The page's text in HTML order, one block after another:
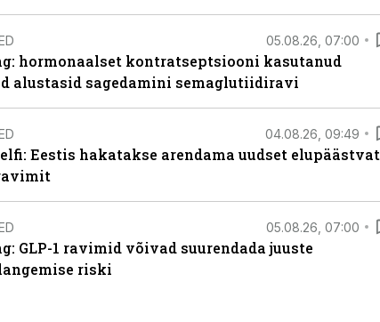
05.08.26, 07:00
hormonaalset kontratseptsiooni kasutanud
alustasid sagedamini semaglutiidiravi
04.08.26, 09:49
Eestis hakatakse arendama uudset elupäästvat
05.08.26, 07:00
GLP-1 ravimid võivad suurendada juuste
riski